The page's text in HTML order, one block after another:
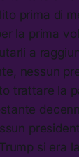
prima di
la prima
a
nessun
trattare la
si era